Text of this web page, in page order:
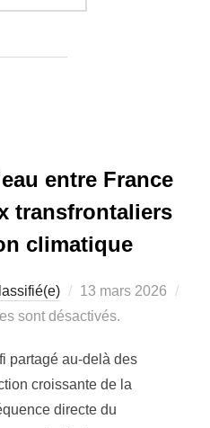
entre France
transfrontaliers
climatique
Publié
le
13 mars 2026
sont désactivés.
partagé au-delà des
croissante de la
directe du